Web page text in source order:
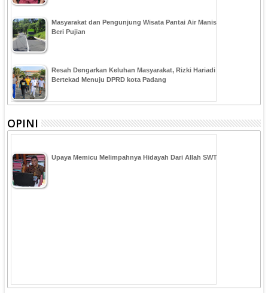
Masyarakat dan Pengunjung Wisata Pantai Air Manis
Beri Pujian
Resah Dengarkan Keluhan Masyarakat, Rizki Hariadi
Bertekad Menuju DPRD kota Padang
OPINI
Upaya Memicu Melimpahnya Hidayah Dari Allah SWT